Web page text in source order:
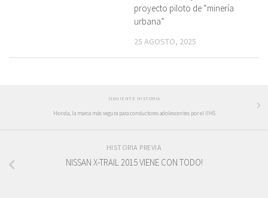
proyecto piloto de “minería
urbana”
25 AGOSTO, 2025
SIGUIENTE HISTORIA
Honda, la marca más segura para conductores adolescentes por el IIHS
HISTORIA PREVIA
NISSAN X-TRAIL 2015 VIENE CON TODO!